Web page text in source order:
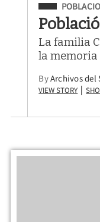
Filed Under
La familia
la memoria
ByArchivos del
View Story |